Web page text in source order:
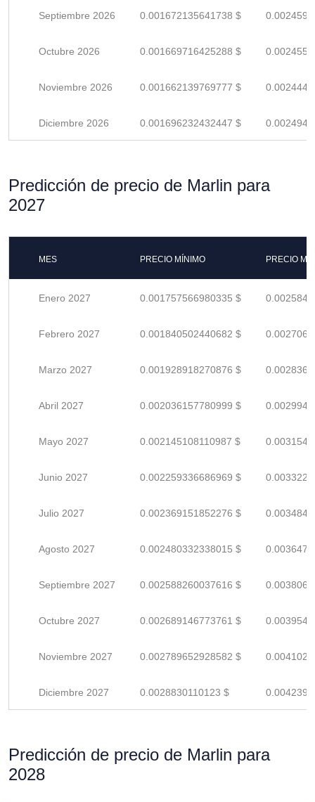
Septiembre 2026 0.001672135641738 $
Octubre 2026 0.001669716425288 $
Noviembre 2026 0.001662139769777 $
Diciembre 2026 0.001696232432447 $
Predicción de precio de Marlin para
2027
MES PRECIO MÍNIMO PRECIO
Enero 2027 0.001757566980335 $
Febrero 2027 0.001840502440682 $
Marzo 2027 0.001928918270876 $
Abril 2027 0.002036157780999 $
Mayo 2027 0.002145108110987 $
Junio 2027 0.002259336686969 $
Julio 2027 0.002369151852276 $
Agosto 2027 0.002480332338015 $
Septiembre 2027 0.002588260037616 $
Octubre 2027 0.002689146773761 $
Noviembre 2027 0.002789652928582 $
Diciembre 2027 0.0028830110123 $
Predicción de precio de Marlin para
2028